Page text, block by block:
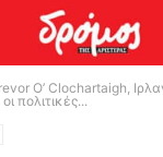
Ο’ Clochartaigh,
πολιτικές...